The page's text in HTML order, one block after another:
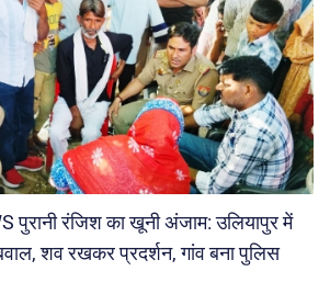
पुरानी रंजिश का खूनी अंजाम: उलियापुर में
शव रखकर प्रदर्शन, गांव बना पुलिस